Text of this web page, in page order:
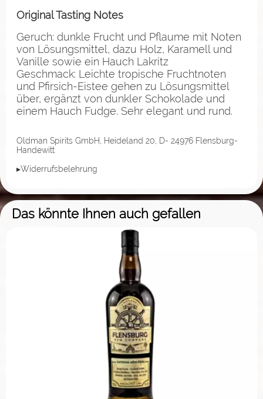
Original Tasting Notes
Geruch: dunkle Frucht und Pflaume mit Noten
von Lösungsmittel, dazu Holz, Karamell und
Vanille sowie ein Hauch Lakritz
Geschmack: Leichte tropische Fruchtnoten
und Pfirsich-Eistee gehen zu Lösungsmittel
über, ergänzt von dunkler Schokolade und
einem Hauch Fudge. Sehr elegant und rund.
Oldman Spirits GmbH, Heideland 20, D- 24976 Flensburg-
Handewitt
▸Widerrufsbelehrung
Das könnte Ihnen auch gefallen